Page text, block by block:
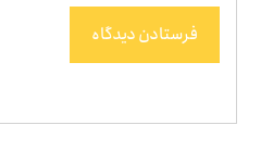
فرستادن دیدگاه